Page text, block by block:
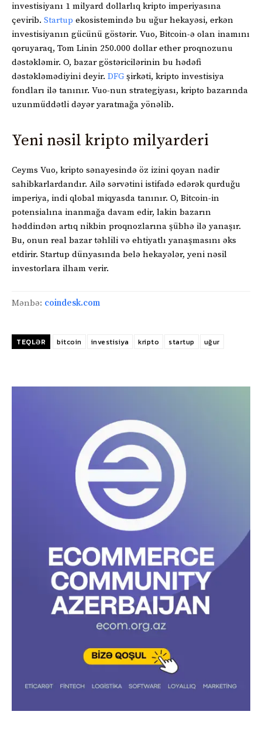
investisiyanı 1 milyard dollarlıq kripto imperiyasına
çevirib. Startup ekosistemində bu uğur hekayəsi, erkən
investisiyanın gücünü göstərir. Vuo, Bitcoin-ə olan inamını
qoruyaraq, Tom Linin 250.000 dollar ether proqnozunu
dəstəkləmir. O, bazar göstəricilərinin bu hədəfi
dəstəkləmədiyini deyir. DFGşirkəti, kripto investisiya
fondları ilə tanınır. Vuo-nun strategiyası, kripto bazarında
uzunmüddətli dəyər yaratmağa yönəlib.
Yeni nəsil kripto milyarderi
Ceyms Vuo, kripto sənayesində öz izini qoyan nadir
sahibkarlardandır. Ailə sərvətini istifadə edərək qurduğu
imperiya, indi qlobal miqyasda tanınır. O, Bitcoin-in
potensialına inanmağa davam edir, lakin bazarın
həddindən artıq nikbin proqnozlarına şübhə ilə yanaşır.
Bu, onun real bazar təhlili və ehtiyatlı yanaşmasını əks
etdirir. Startup dünyasında belə hekayələr, yeni nəsil
investorlara ilham verir.
Mənbə: coindesk.com
TEQLƏR bitcoin investisiya kripto startup uğur